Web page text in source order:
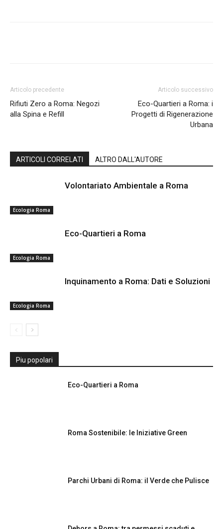
Articolo precedente
Rifiuti Zero a Roma: Negozi
alla Spina e Refill
Articolo successivo
Eco-Quartieri a Roma: i
Progetti di Rigenerazione
Urbana
ARTICOLI CORRELATI ALTRO DALL'AUTORE
Ecologia Roma
Volontariato Ambientale a Roma
Ecologia Roma
Eco-Quartieri a Roma
Ecologia Roma
Inquinamento a Roma: Dati e Soluzioni
Piu popolari
Eco-Quartieri a Roma
Roma Sostenibile: le Iniziative Green
Parchi Urbani di Roma: il Verde che Pulisce